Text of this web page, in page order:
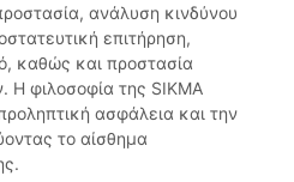
ανάλυση κινδύνου
επιτήρηση,
καθώς και προστασία
Η φιλοσοφία της SIKMA
ασφάλεια και την
το αίσθημα